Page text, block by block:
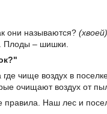
они называются? (хвоей)
Плоды – шишки.
чище воздух в
очищают воздух от
Наш лес и